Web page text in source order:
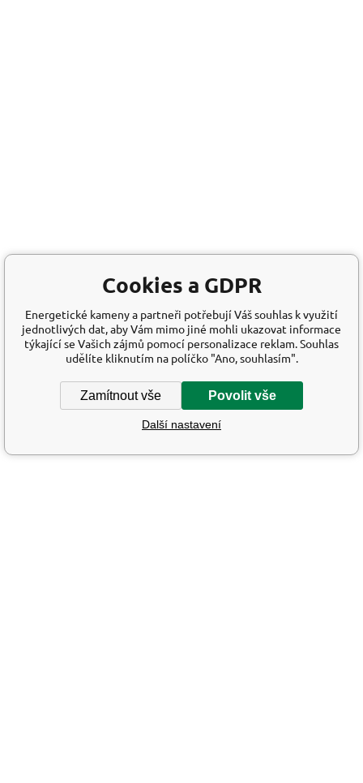
Cookies a GDPR
Energetické kameny a partneři potřebují Váš souhlas k využití
jednotlivých dat, aby Vám mimo jiné mohli ukazovat informace
týkající se Vašich zájmů pomocí personalizace reklam. Souhlas
udělíte kliknutím na políčko "Ano, souhlasím".
Zamítnout vše Povolit vše
Další nastavení